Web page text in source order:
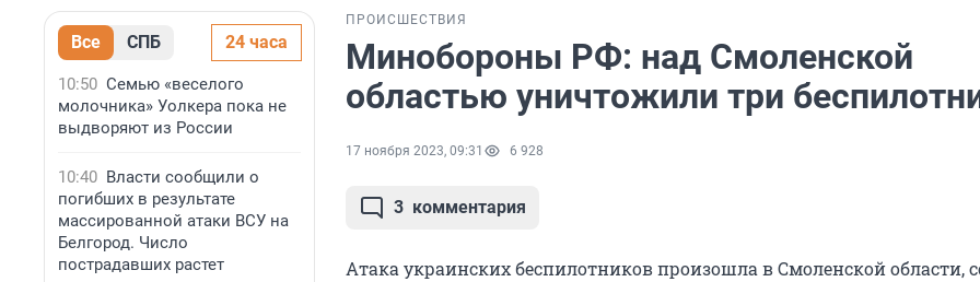
Все СПБ 24 часа
10:50 Семью «веселого
молочника» Уолкера пока не
выдворяют из России
10:40 Власти сообщили о
погибших в результате
массированной атаки ВСУ на
Белгород. Число
пострадавших растет
ПРОИСШЕСТВИЯ
Минобороны РФ: над Смоленской
областью уничтожили три
17 ноября 2023, 09:31 6 928
3 комментария
Атака украинских беспилотников произошла в Смоленской области,